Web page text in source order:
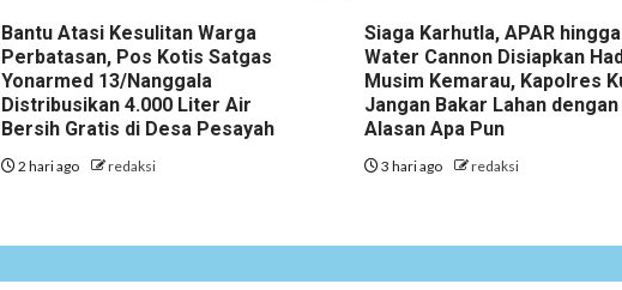
Bantu Atasi Kesulitan Warga
Perbatasan, Pos Kotis Satgas
Yonarmed 13/Nanggala
Distribusikan 4.000 Liter Air
Bersih Gratis di Desa Pesayah
2 hari ago redaksi
Siaga Karhutla, APAR hingga
Water Cannon Disiapkan
Musim Kemarau, Kapolres
Jangan Bakar Lahan dengan
Alasan Apa Pun
3 hari ago redaksi